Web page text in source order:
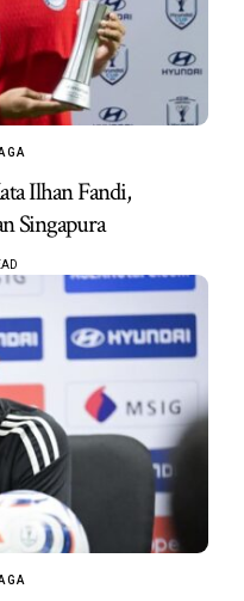
Ilhan Fandi,
Singapura